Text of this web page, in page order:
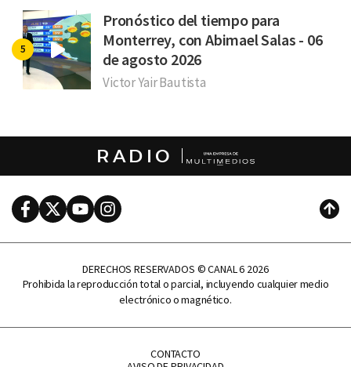
Pronóstico del tiempo para
Monterrey, con Abimael Salas - 06
de agosto 2026
Victor Yair Bautista
RADIO
FacebookTwitterYoutubeInstagram
DERECHOS RESERVADOS © CANAL 6 2026
Prohibida la reproducción total o parcial, incluyendo cualquier medio
electrónico o magnético.
CONTACTO